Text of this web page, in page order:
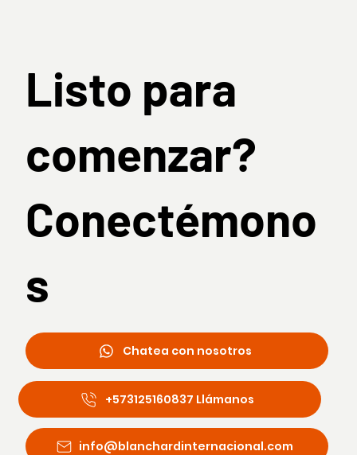
Listo para
comenzar?
Conectémono
s
Chatea con nosotros
+573125160837 Llámanos
info@blanchardinternacional.com